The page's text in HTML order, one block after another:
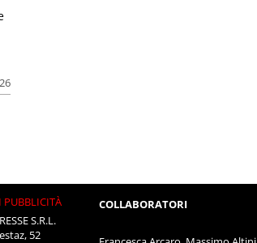
PUBBLICITÀ
S.R.L.
52
COLLABORATORI